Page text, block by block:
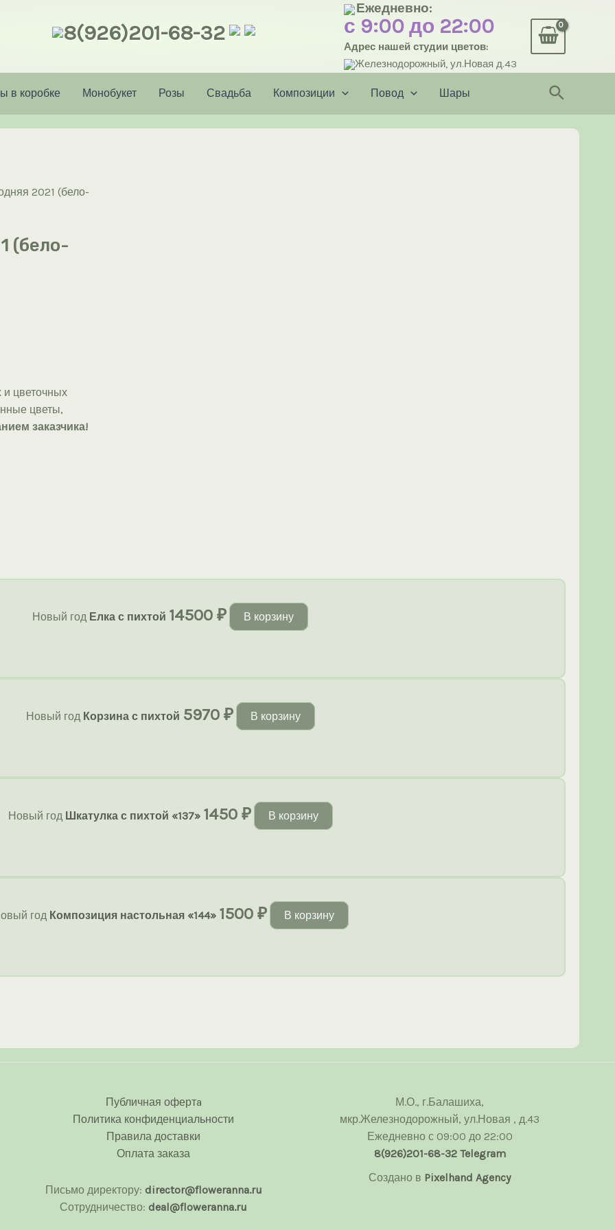
8(926)201-68-32
Ежедневно:
с 9:00 до 22:00
Адрес нашей студии цветов:
Железнодорожный, ул.Новая д.43
в коробке Монобукет Розы Свадьба Композиции Повод Шары Поиск
2021 (бело-
(бело-
цветочных
цветы,
заказчика!
Новый год Елка с пихтой 14500 ₽ В корзину
Новый год Корзина с пихтой 5970 ₽ В корзину
Новый год Шкатулка с пихтой «137» 1450 ₽ В корзину
год Композиция настольная «144» 1500 ₽ В корзину
Публичная офертa
Политика конфиденциальности
Правила доставки
Оплата заказа
Письмо директору: director@floweranna.ru
Сотрудничество:deal@floweranna.ru
М.О., г.Балашиха,
мкр.Железнодорожный, ул.Новая , д.43
Ежедневно с 09:00 до 22:00
8(926)201-68-32 Telegram
Создано в Pixelhand Agency